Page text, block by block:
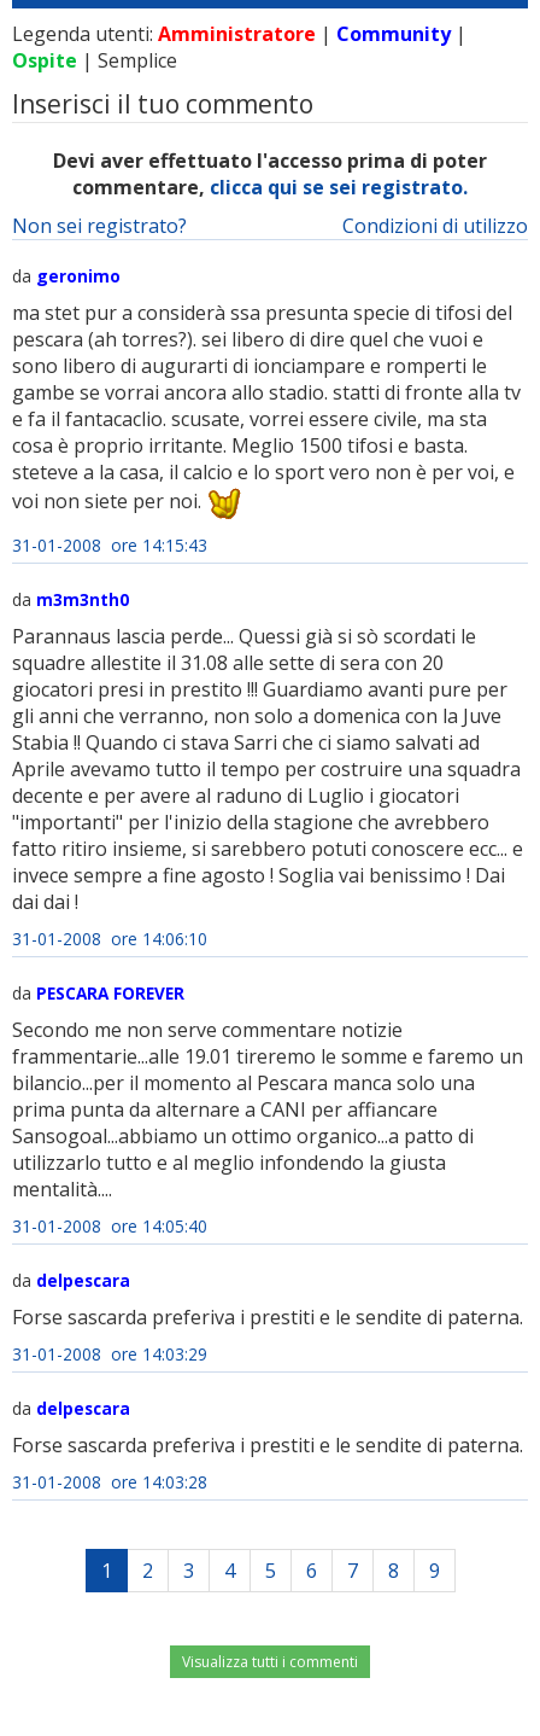
Legenda utenti: Amministratore | Community|
Ospite | Semplice
Inserisci il tuo commento
Devi aver effettuato l'accesso prima di poter
commentare, clicca qui se sei registrato.
Condizioni di utilizzo
Non sei registrato?
da geronimo
ma stet pur a considerà ssa presunta specie di tifosi del
pescara (ah torres?). sei libero di dire quel che vuoi e
sono libero di augurarti di ionciampare e romperti le
gambe se vorrai ancora allo stadio. statti di fronte alla tv
e fa il fantacaclio. scusate, vorrei essere civile, ma sta
cosa è proprio irritante. Meglio 1500 tifosi e basta.
steteve a la casa, il calcio e lo sport vero non è per voi, e
voi non siete per noi.
31-01-2008 ore 14:15:43
da m3m3nth0
Parannaus lascia perde... Quessi già si sò scordati le
squadre allestite il 31.08 alle sette di sera con 20
giocatori presi in prestito !!! Guardiamo avanti pure per
gli anni che verranno, non solo a domenica con la Juve
Stabia !! Quando ci stava Sarri che ci siamo salvati ad
Aprile avevamo tutto il tempo per costruire una squadra
decente e per avere al raduno di Luglio i giocatori
"importanti" per l'inizio della stagione che avrebbero
fatto ritiro insieme, si sarebbero potuti conoscere ecc... e
invece sempre a fine agosto ! Soglia vai benissimo ! Dai
dai dai !
31-01-2008 ore 14:06:10
da PESCARA FOREVER
Secondo me non serve commentare notizie
frammentarie...alle 19.01 tireremo le somme e faremo un
bilancio...per il momento al Pescara manca solo una
prima punta da alternare a CANI per affiancare
Sansogoal...abbiamo un ottimo organico...a patto di
utilizzarlo tutto e al meglio infondendo la giusta
mentalità....
31-01-2008 ore 14:05:40
da delpescara
Forse sascarda preferiva i prestiti e le sendite di paterna.
31-01-2008 ore 14:03:29
da delpescara
Forse sascarda preferiva i prestiti e le sendite di paterna.
31-01-2008 ore 14:03:28
1 2 3 4 5 6 7 8 9
Visualizza tutti i commenti